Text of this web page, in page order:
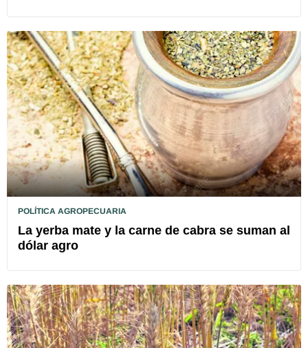
POLÍTICA AGROPECUARIA
La yerba mate y la carne de cabra se suman al
dólar agro